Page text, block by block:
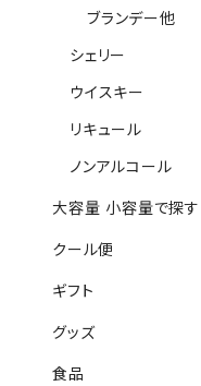
ブランデー他
シェリー
ウイスキー
リキュール
ノンアルコール
大容量 小容量で探す
クール便
ギフト
グッズ
食品